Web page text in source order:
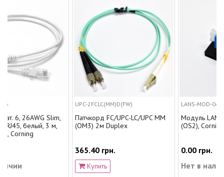
Slim,
3 м,
UPC-2FCLC(MM)D(FW)
Патчкорд FC/UPC-LC/UPC MM
(OM3) 2м Duplex
LANS-MOD-04-B
Модуль LANS LC Duplex
(OS2), Corning
Нет в наличии